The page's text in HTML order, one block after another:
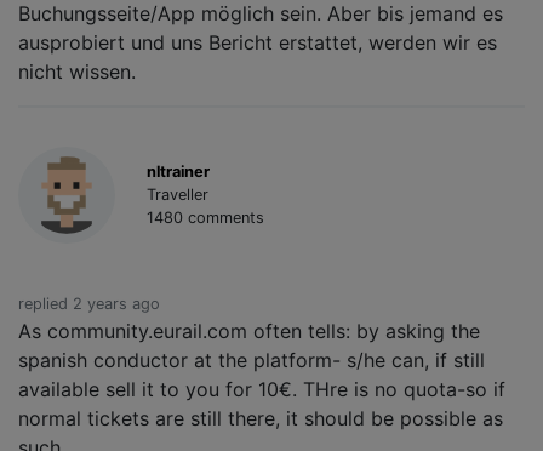
Buchungsseite/App möglich sein. Aber bis jemand es
ausprobiert und uns Bericht erstattet, werden wir es
nicht wissen.
nltrainer
Traveller
1480 comments
replied 2 years ago
As community.eurail.com often tells: by asking the
spanish conductor at the platform- s/he can, if still
available sell it to you for 10€. THre is no quota-so if
normal tickets are still there, it should be possible as